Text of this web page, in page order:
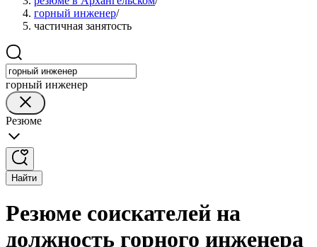
горный инженер/
частичная занятость
горный инженер
Резюме
Найти
Резюме соискателей на
должность горного инженера